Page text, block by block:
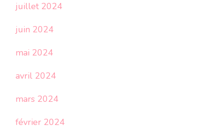
juillet 2024
juin 2024
mai 2024
avril 2024
mars 2024
février 2024